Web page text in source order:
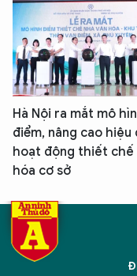
Hà Nội ra mắt mô
điểm, nâng cao hiệu
hoạt động thiết chế
hóa cơ sở